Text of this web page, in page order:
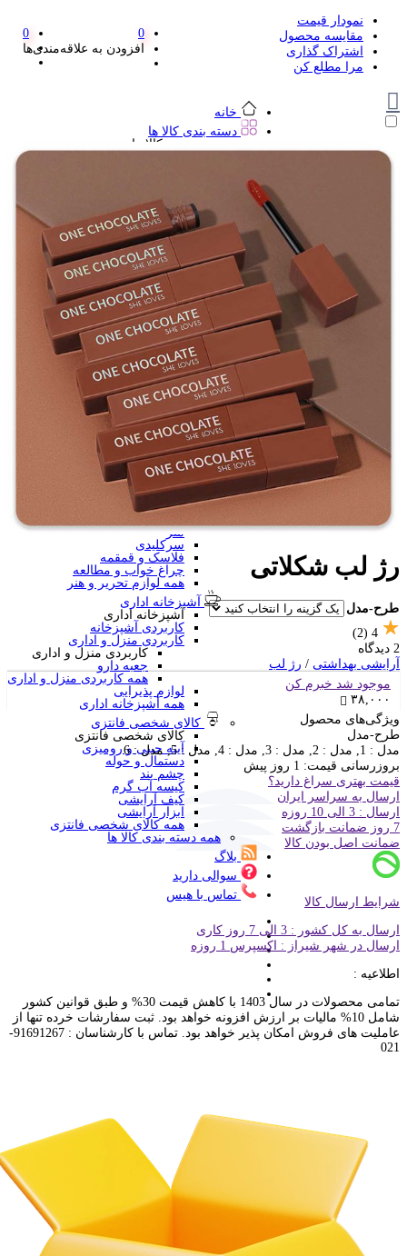
نمودار قیمت
مقایسه محصول
اشتراک گذاری
مرا مطلع کن
0
افزودن به علاقه‌مندی‌ها
0
خانه
دسته بندی کالا ها
دسته بندی کالا ها
پاک کن و غلط گیر
مداد تراش
اتود و نوک
روان نویس فانتزی
خودکار و خودکار فشاری
ماژیک ها
دفترچه یادداشت
استیکر
استیک نوت
خط کش و گونیا
کیف غذا
کوله پشتی
چسب
کاتر فانتزی
بوک مارک
ماشین حساب
قیچی
منگنه فانتزی
سرگرمی و آموزشی
فانتزی ها
برچسب استیکری
کاور A4 و پوشه فانتزی
جامدادی
تخته وایت برد
تخته شاسی
ساعت رومیزی
متر
سرکلیدی
فلاسک و قمقمه
چراغ خواب و مطالعه
همه لوازم تحریر و هنر
آشپزخانه اداری
آشپزخانه اداری
کاربردی آشپزخانه
کاربردی منزل و اداری
کاربردی منزل و اداری
جعبه دارو
همه کاربردی منزل و اداری
لوازم پذیرایی
همه آشپزخانه اداری
کالای شخصی فانتزی
کالای شخصی فانتزی
آینه جیبی و رومیزی
دستمال و حوله
چشم بند
کیسه آب گرم
کیف آرایشی
ابزار آرایشی
همه کالای شخصی فانتزی
همه دسته بندی کالا ها
بلاگ
سوالی دارید
تماس با هیس
رژ لب شکلاتی
طرح-مدل
4
(2)
2 دیدگاه
آرایشی بهداشتی / رژ لب
موجود شد خبرم کن
۳۸,۰۰۰
ویژگی‌های محصول
طرح-مدل
مدل : 1, مدل : 2, مدل : 3, مدل : 4, مدل : 5, مدل : 6
بروزرسانی قیمت: 1 روز پیش
قیمت بهتری سراغ دارید؟
ارسال به سراسر ایران
ارسال : 3 الی 10 روزه
7 روز ضمانت بازگشت
ضمانت اصل بودن کالا
شرایط ارسال کالا
ارسال به کل کشور : 3 الی 7 روز کاری
ارسال در شهر شیراز : اکسپرس 1 روزه
اطلاعیه :
تمامی محصولات در سال 1403 با کاهش قیمت 30% و طبق قوانین کشور
شامل 10% مالیات بر ارزش افزونه خواهد بود. ثبت سفارشات خرده تنها از
عاملیت های فروش امکان پذیر خواهد بود. تماس با کارشناسان : 91691267-
021